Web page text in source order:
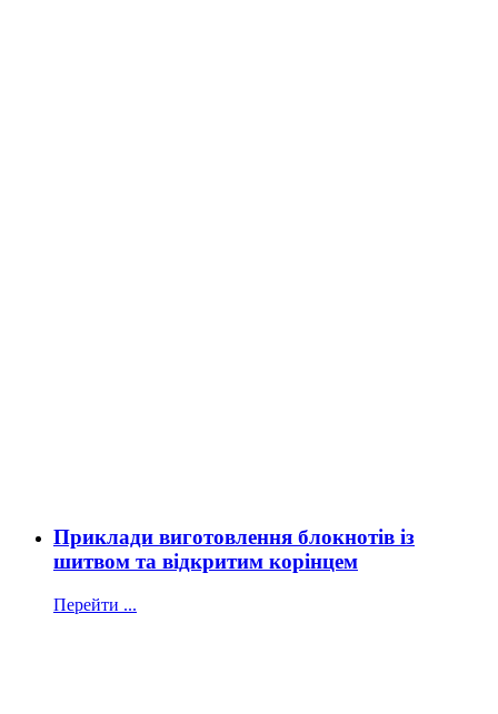
Приклади виготовлення блокнотів із
шитвом та відкритим корінцем
Перейти ...